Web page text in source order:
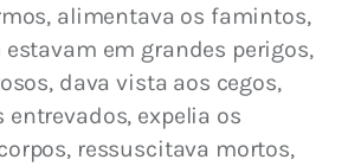
alimentava os famintos,
em grandes perigos,
dava vista aos cegos,
expelia os
ressuscitava mortos,